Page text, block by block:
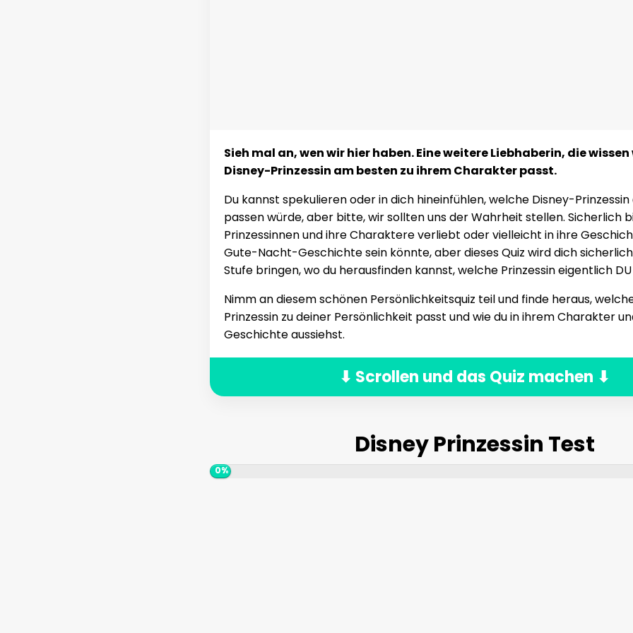
Sieh mal an, wen wir hier haben. Eine weitere Liebhaberin, die
Disney-Prinzessin am besten zu ihrem Charakter passt.
Du kannst spekulieren oder in dich hineinfühlen, welche Disney-
passen würde, aber bitte, wir sollten uns der Wahrheit stellen. Sicherlich
Prinzessinnen und ihre Charaktere verliebt oder vielleicht in ihre
Gute-Nacht-Geschichte sein könnte, aber dieses Quiz wird dich
Stufe bringen, wo du herausfinden kannst, welche Prinzessin eigentlich
Nimm an diesem schönen Persönlichkeitsquiz teil und finde heraus,
Prinzessin zu deiner Persönlichkeit passt und wie du in ihrem Charakter
Geschichte aussiehst.
⬇ Scrollen und das Quiz machen ⬇
Disney Prinzessin Test
0%